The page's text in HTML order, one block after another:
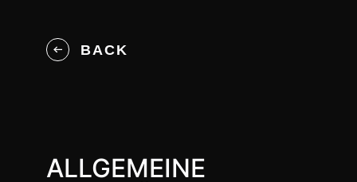
BACK
ALLGEMEINE